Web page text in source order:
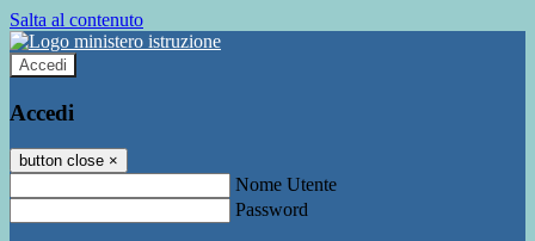
Salta al contenuto
Accedi
Accedi
button close ×
Nome Utente
Password